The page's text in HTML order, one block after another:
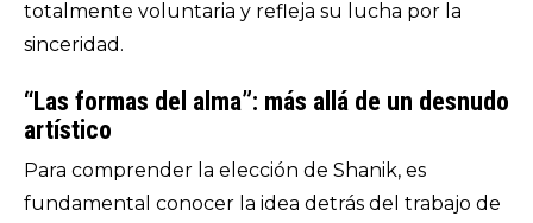
totalmente voluntaria y refleja su lucha por la
sinceridad.
“Las formas del alma”: más allá de un desnudo
artístico
Para comprender la elección de Shanik, es
fundamental conocer la idea detrás del trabajo de